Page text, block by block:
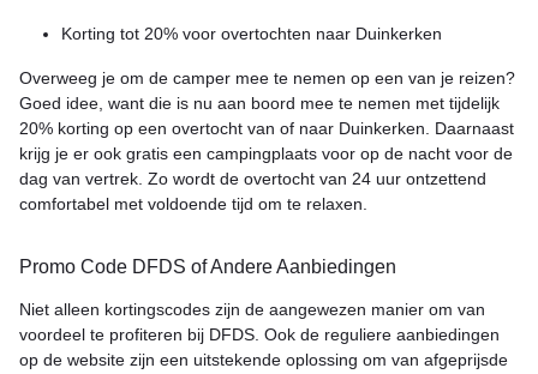
Korting tot 20% voor overtochten naar Duinkerken
Overweeg je om de camper mee te nemen op een van je reizen?
Goed idee, want die is nu aan boord mee te nemen met tijdelijk
20% korting op een overtocht van of naar Duinkerken. Daarnaast
krijg je er ook gratis een campingplaats voor op de nacht voor de
dag van vertrek. Zo wordt de overtocht van 24 uur ontzettend
comfortabel met voldoende tijd om te relaxen.
Promo Code DFDS of Andere Aanbiedingen
Niet alleen kortingscodes zijn de aangewezen manier om van
voordeel te profiteren bij DFDS. Ook de reguliere aanbiedingen
op de website zijn een uitstekende oplossing om van afgeprijsde